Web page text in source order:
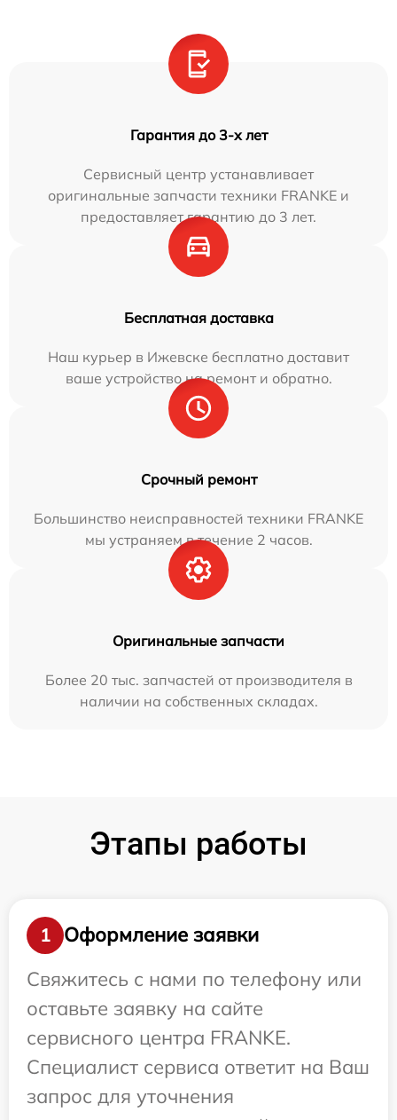
Гарантия до 3-х лет
Сервисный центр устанавливает
оригинальные запчасти техники FRANKE и
предоставляет гарантию до 3 лет.
Бесплатная доставка
Наш курьер в Ижевске бесплатно доставит
ваше устройство на ремонт и обратно.
Срочный ремонт
Большинство неисправностей техники FRANKE
мы устраняем в течение 2 часов.
Оригинальные запчасти
Более 20 тыс. запчастей от производителя в
наличии на собственных складах.
Этапы работы
1
Оформление заявки
Свяжитесь с нами по телефону или
оставьте заявку на сайте
сервисного центра FRANKE.
Специалист сервиса ответит на Ваш
запрос для уточнения